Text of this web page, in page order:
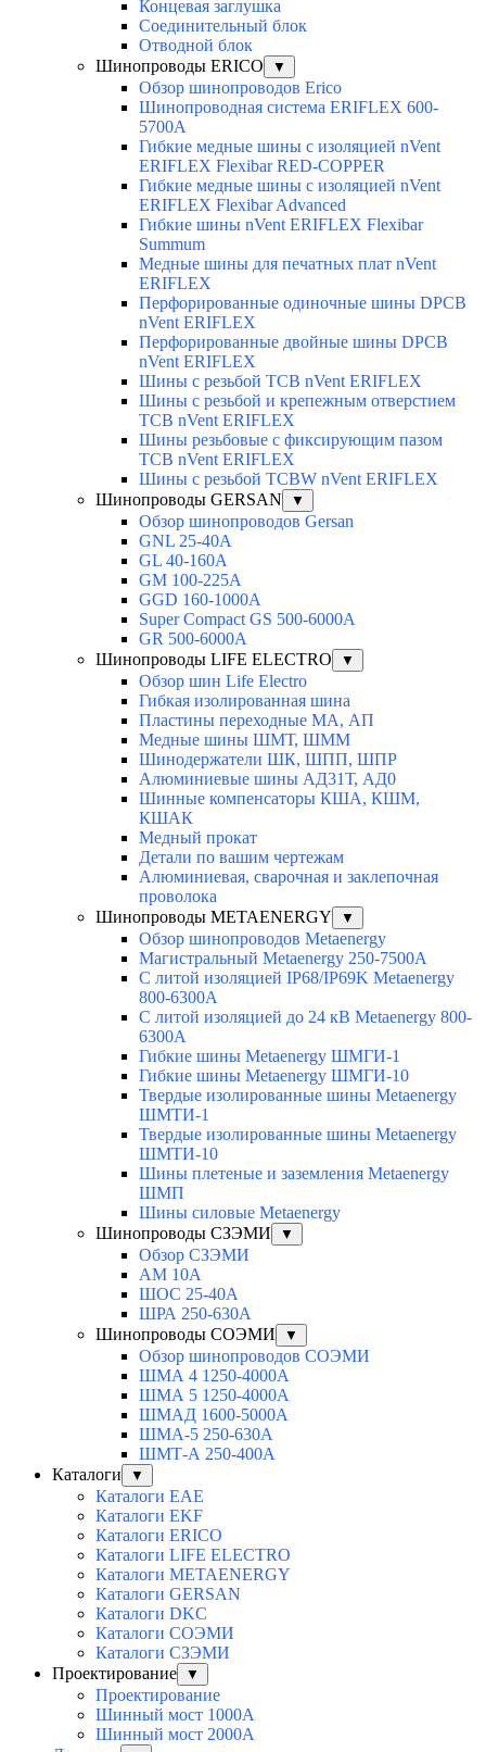
Концевая заглушка
Соединительный блок
Отводной блок
Шинопроводы ERICO
▼
Обзор шинопроводов Erico
Шинопроводная система ERIFLEX 600-
5700A
Гибкие медные шины с изоляцией nVent
ERIFLEX Flexibar RED-COPPER
Гибкие медные шины с изоляцией nVent
ERIFLEX Flexibar Advanced
Гибкие шины nVent ERIFLEX Flexibar
Summum
Медные шины для печатных плат nVent
ERIFLEX
Перфорированные одиночные шины DPCB
nVent ERIFLEX
Перфорированные двойные шины DPCB
nVent ERIFLEX
Шины с резьбой TCB nVent ERIFLEX
Шины с резьбой и крепежным отверстием
TCB nVent ERIFLEX
Шины резьбовые с фиксирующим пазом
TCB nVent ERIFLEX
Шины с резьбой TCBW nVent ERIFLEX
Шинопроводы GERSAN
▼
Обзор шинопроводов Gersan
GNL 25-40A
GL 40-160A
GM 100-225A
GGD 160-1000A
Super Compact GS 500-6000A
GR 500-6000A
Шинопроводы LIFE ELECTRO
▼
Обзор шин Life Electro
Гибкая изолированная шина
Пластины переходные МА, АП
Медные шины ШМТ, ШММ
Шинодержатели ШК, ШПП, ШПР
Алюминиевые шины АД31Т, АД0
Шинные компенсаторы КША, КШМ,
КШАК
Медный прокат
Детали по вашим чертежам
Алюминиевая, cварочная и заклепочная
проволока
Шинопроводы METAENERGY
▼
Обзор шинопроводов Metaenergy
Магистральный Metaenergy 250-7500A
С литой изоляцией IP68/IP69K Metaenergy
800-6300A
С литой изоляцией до 24 кВ Metaenergy 800-
6300A
Гибкие шины Metaenergy ШМГИ-1
Гибкие шины Metaenergy ШМГИ-10
Твердые изолированные шины Metaenergy
ШМТИ-1
Твердые изолированные шины Metaenergy
ШМТИ-10
Шины плетеные и заземления Metaenergy
ШМП
Шины силовые Metaenergy
Шинопроводы СЗЭМИ
▼
Обзор СЗЭМИ
АМ 10А
ШОС 25-40А
ШРА 250-630А
Шинопроводы СОЭМИ
▼
Обзор шинопроводов СОЭМИ
ШМА 4 1250-4000А
ШМА 5 1250-4000А
ШМАД 1600-5000А
ШМА-5 250-630А
ШМТ-А 250-400А
Каталоги
▼
Каталоги EAE
Каталоги EKF
Каталоги ERICO
Каталоги LIFE ELECTRO
Каталоги METAENERGY
Каталоги GERSAN
Каталоги DKC
Каталоги СОЭМИ
Каталоги СЗЭМИ
Проектирование
▼
Проектирование
Шинный мост 1000А
Шинный мост 2000А